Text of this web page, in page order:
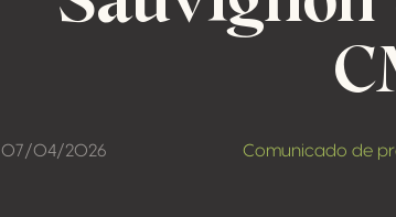
07/04/2026 Comunicado de